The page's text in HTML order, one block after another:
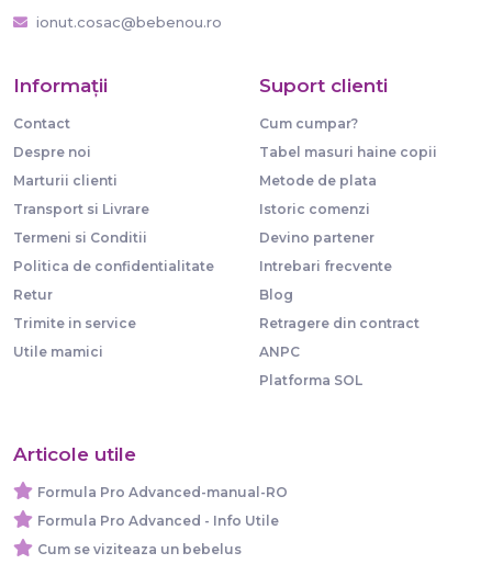
ionut.cosac@bebenou.ro
Informaţii
Contact
Despre noi
Marturii clienti
Transport si Livrare
Termeni si Conditii
Politica de confidentialitate
Retur
Trimite in service
Utile mamici
Suport clienti
Cum cumpar?
Tabel masuri haine copii
Metode de plata
Istoric comenzi
Devino partener
Intrebari frecvente
Blog
Retragere din contract
ANPC
Platforma SOL
Articole utile
Formula Pro Advanced-manual-RO
Formula Pro Advanced - Info Utile
Cum se viziteaza un bebelus